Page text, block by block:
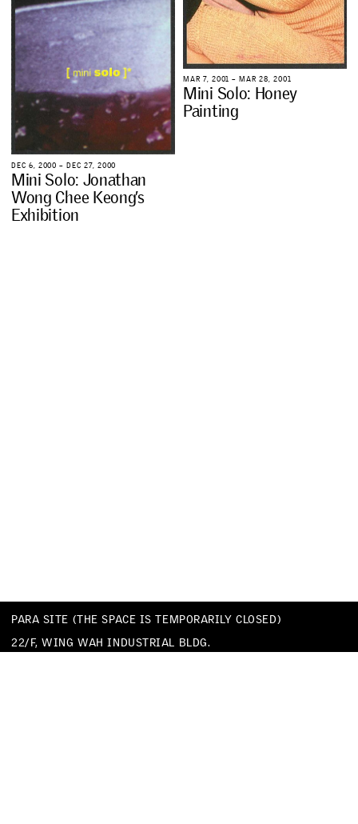
MAR 7, 2001 – MAR 28, 2001
Mini Solo: Honey
Painting
DEC 6, 2000 – DEC 27, 2000
Mini Solo: Jonathan
Wong Chee Keong’s
Exhibition
PARA SITE (THE SPACE IS TEMPORARILY CLOSED)
22/F, WING WAH INDUSTRIAL BLDG.
677 KING’S ROAD